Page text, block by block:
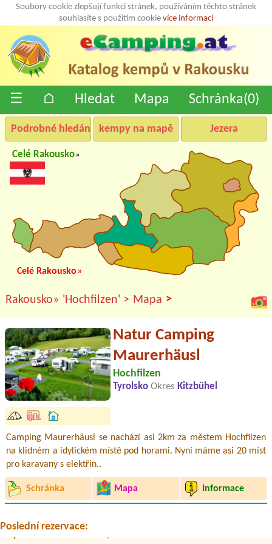
Soubory cookie zlepšují funkci stránek, používáním těchto stránek
souhlasíte s použitím cookie více informací
☰ ⌂ Hledat Mapa Schránka(0)
Podrobné hledání kempy na mapě Jezera
Celé Rakousko»
Celé Rakousko»
Rakousko» 'Hochfilzen' > Mapa >
Natur Camping
Maurerhäusl
Hochfilzen
Tyrolsko Okres Kitzbühel
Camping Maurerhäusl se nachází asi 2km za městem Hochfilzen
na klidném a idylickém místě pod horami. Nyní máme asi 20 míst
pro karavany s elektřin..
Schránka Mapa Informace
Poslední rezervace:
Termín od 2026-07-24 |AUFENFELD | Ferienresort Zillertal
8 personen mit 2 bzw 3 zelten2 autoskeinekeine
Termín od 2026-08-03 |
Strandcafé Leimüller Camping
1x Platz für Zelt, 1x Erwachsener, 2x Kinder (6&8); Strom, Wasser &
Kanal nein
Termín od 2026-08-22 |